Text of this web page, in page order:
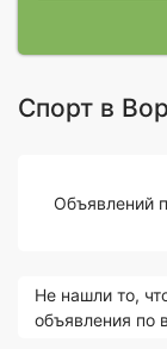
Спорт в
Объявлений
Не нашли то,
объявления по